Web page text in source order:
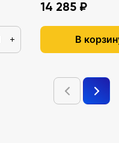
+
14 285 ₽
В